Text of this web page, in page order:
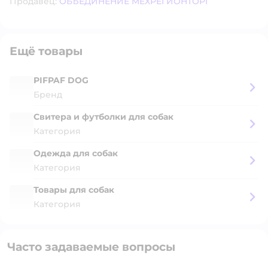
Ещё товары
PIFPAF DOG
Бренд
Свитера и футболки для собак
Категория
Одежда для собак
Категория
Товары для собак
Категория
Часто задаваемые вопросы